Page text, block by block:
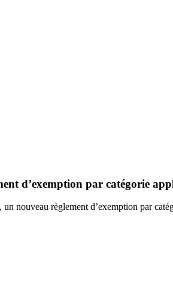
d’exemption par catégorie
nouveau règlement d’exemption par